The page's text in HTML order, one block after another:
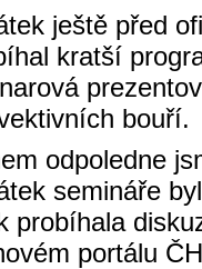
ještě před
kratší
bouří.
odpoledne
semináře
probíhala
portálu